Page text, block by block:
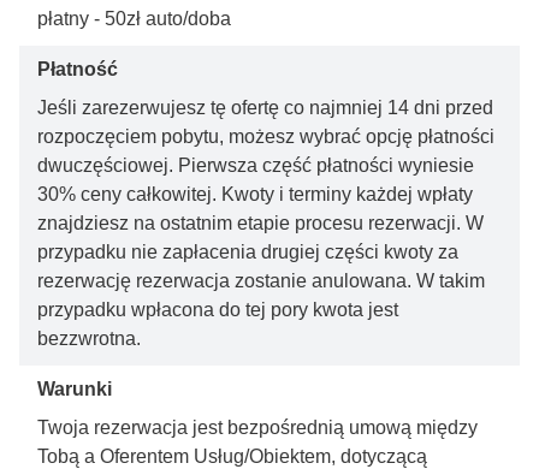
płatny - 50zł auto/doba
Płatność
Jeśli zarezerwujesz tę ofertę co najmniej 14 dni przed
rozpoczęciem pobytu, możesz wybrać opcję płatności
dwuczęściowej. Pierwsza część płatności wyniesie
30% ceny całkowitej. Kwoty i terminy każdej wpłaty
znajdziesz na ostatnim etapie procesu rezerwacji. W
przypadku nie zapłacenia drugiej części kwoty za
rezerwację rezerwacja zostanie anulowana. W takim
przypadku wpłacona do tej pory kwota jest
bezzwrotna.
Warunki
Twoja rezerwacja jest bezpośrednią umową między
Tobą a Oferentem Usług/Obiektem, dotyczącą